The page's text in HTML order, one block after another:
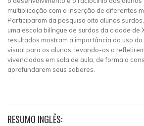
multiplicação com a inserção de diferentes
Participaram da pesquisa oito alunos surdos,
uma escola bilíngue de surdos da cidade de
resultados mostram a importância do uso
visual para os alunos, levando-os a
vivenciados em sala de aula, de forma a
aprofundarem seus saberes.
RESUMO INGLÊS: